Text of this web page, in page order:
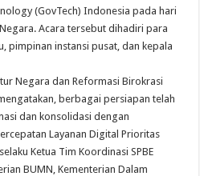
(GovTech) Indonesia pada hari
Acara tersebut dihadiri para
pimpinan instansi pusat, dan kepala
Negara dan Reformasi Birokrasi
berbagai persiapan telah
dan konsolidasi dengan
Layanan Digital Prioritas
Ketua Tim Koordinasi SPBE
BUMN, Kementerian Dalam